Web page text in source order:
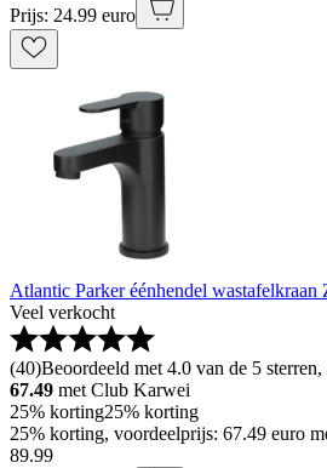
Prijs: 24.99 euro
Atlantic Parker éénhendel wastafelkraan
Veel verkocht
(40)Beoordeeld met 4.0 van de 5
67.49 met Club Karwei
25% korting25% korting
25% korting, voordeelprijs: 67.49 euro
89.99